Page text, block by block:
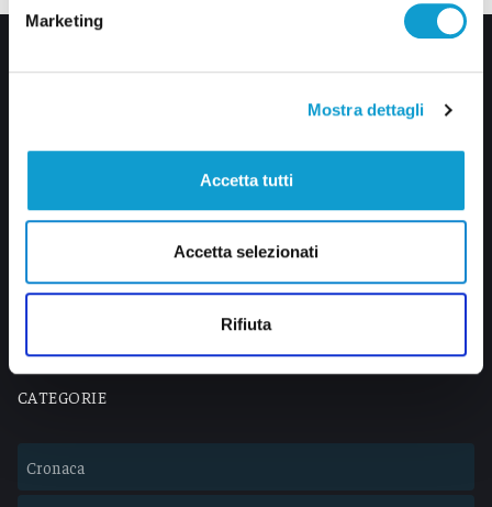
Marketing
Mostra dettagli
Accetta tutti
Accetta selezionati
Rifiuta
Lavora con noi
CATEGORIE
Cronaca